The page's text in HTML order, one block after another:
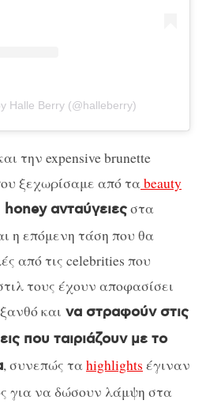
Halle Berry (@halleberry)
την expensive brunette
ξεχωρίσαμε από ταbeauty
honey ανταύγειεςστα
η επόμενη τάση που θα
από τις celebrities που
τους έχουν αποφασίσει
και να στραφούν στις
που ταιριάζουν με το
, συνεπώς ταhighlights έγιναν
για να δώσουν λάμψη στα